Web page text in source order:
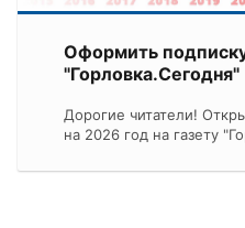
Оформить подписку
"Горловка.Сегодня"
Дорогие читатели!
на 2026 год на газету